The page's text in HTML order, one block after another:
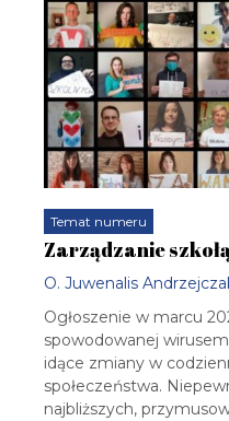
Temat numeru
Zarządzanie
O. Juwenalis
Ogłoszenie w marcu
spowodowanej
idące zmiany w
społeczeństwa.
najbliższych,